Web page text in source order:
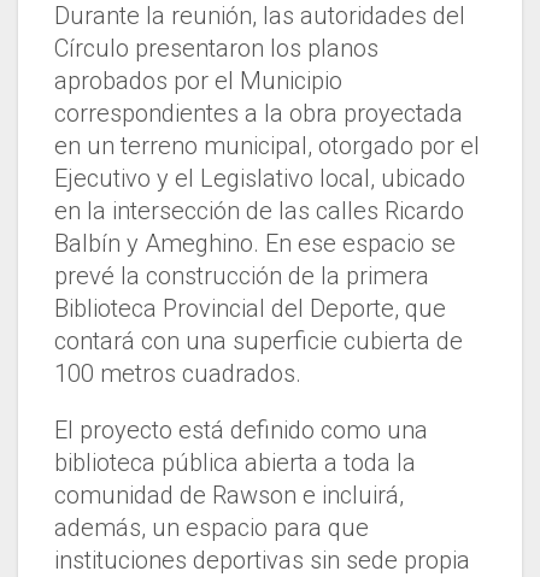
Durante la reunión, las autoridades del
Círculo presentaron los planos
aprobados por el Municipio
correspondientes a la obra proyectada
en un terreno municipal, otorgado por el
Ejecutivo y el Legislativo local, ubicado
en la intersección de las calles Ricardo
Balbín y Ameghino. En ese espacio se
prevé la construcción de la primera
Biblioteca Provincial del Deporte, que
contará con una superficie cubierta de
100 metros cuadrados.
El proyecto está definido como una
biblioteca pública abierta a toda la
comunidad de Rawson e incluirá,
además, un espacio para que
instituciones deportivas sin sede propia